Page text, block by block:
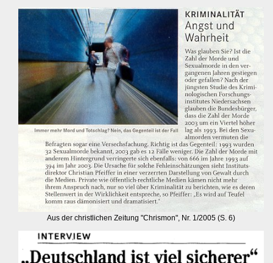
Aus der christlichen Zeitung "Chrismon", Nr. 1/2005 (S. 6)